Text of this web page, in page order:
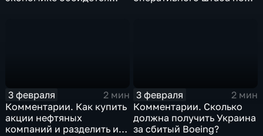
3 февраля
2 мин
Комментарии. Как купить
акции нефтяных
компаний и разделить их
3 февраля
2 мин
Комментарии. Сколько
должна получить Украина
за сбитый Boeing?